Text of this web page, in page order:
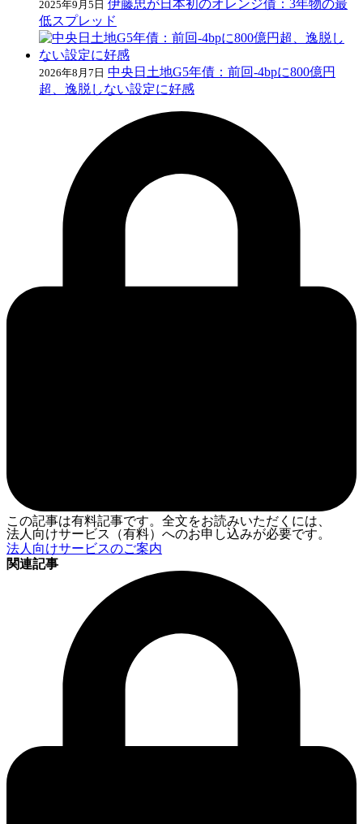
2025年9月5日 伊藤忠が日本初のオレンジ債：3年物の最
低スプレッド
2026年8月7日 中央日土地G5年債：前回-4bpに800億円
超、逸脱しない設定に好感
この記事は有料記事です。全文をお読みいただくには、
法人向けサービス（有料）へのお申し込みが必要です。
法人向けサービスのご案内
関連記事